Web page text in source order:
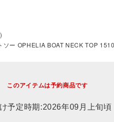
ソー OPHELIA BOAT NECK TOP
このアイテムは予約商品です
予定時期:2026年09月上旬頃